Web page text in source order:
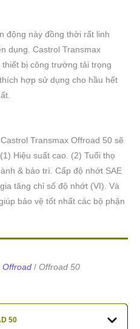
động này đồng thời rất linh
dụng. Castrol Transmax
bị công trường tải trọng
hợp sử dụng cho hầu hết
Transmax Offroad 50 sẽ
Hiệu suất cao. (2) Tuổi thọ
& bảo trì. Cấp độ nhớt SAE
tăng chỉ số độ nhớt (VI). Và
bảo vệ tốt nhất các bộ phận
Offroad / Offroad 50
50